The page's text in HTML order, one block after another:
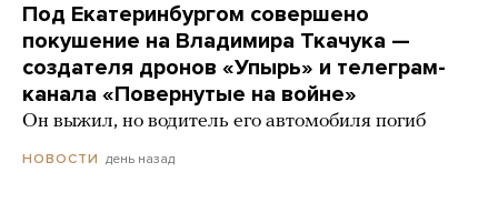
Под Екатеринбургом совершено
покушение на Владимира Ткачука —
создателя дронов «Упырь» и телеграм-
канала «Повернутые на войне»
Он выжил, но водитель его автомобиля погиб
НОВОСТИ день назад